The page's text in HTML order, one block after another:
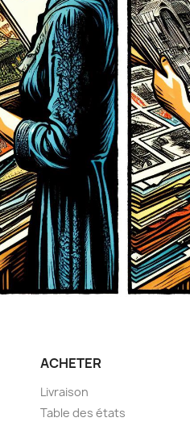
ACHETER
Livraison
Table des états